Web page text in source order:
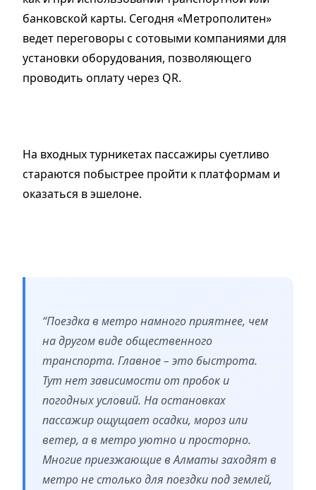
банковской карты. Сегодня «Метрополитен»
ведет переговоры с сотовыми компаниями для
установки оборудования, позволяющего
проводить оплату через QR.
На входных турникетах пассажиры суетливо
стараются побыстрее пройти к платформам и
оказаться в эшелоне.
“Поездка в метро намного приятнее, чем
на другом виде общественного
транспорта. Главное – это быстрота.
Тут нет зависимости от пробок и
погодных условий. На остановках
пассажир ощущает осадки, мороз или
ветер, а в метро уютно и просторно.
Многие приезжающие в Алматы заходят в
метро не столько для поездки под землей,